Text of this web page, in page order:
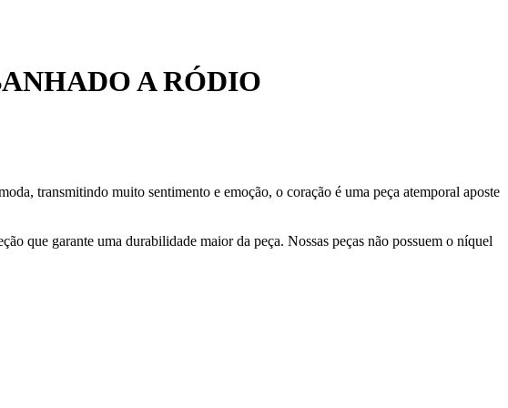
A RÓDIO
transmitindo muito sentimento e emoção, o coração é uma peça atemporal aposte
que garante uma durabilidade maior da peça. Nossas peças não possuem o níquel